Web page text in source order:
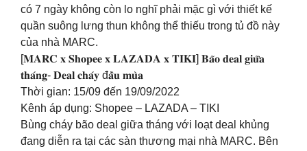
có 7 ngày không còn lo nghĩ phải mặc gì với thiết kế
quần suông lưng thun không thể thiếu trong tủ đồ này
của nhà MARC.
[𝐌𝐀𝐑𝐂 𝐱 𝐒𝐡𝐨𝐩𝐞𝐞 𝐱 𝐋𝐀𝐙𝐀𝐃𝐀 𝐱 𝐓𝐈𝐊𝐈] 𝐁𝐚̃𝐨 𝐝𝐞𝐚𝐥 𝐠𝐢𝐮̛̃𝐚
𝐭𝐡𝐚́𝐧𝐠- 𝐃𝐞𝐚𝐥 𝐜𝐡𝐚́𝐲 đ𝐚̂̀𝐮 𝐦𝐮̀𝐚
Thời gian: 15/09 đến 19/09/2022
Kênh áp dụng: Shopee – LAZADA – TIKI
Bùng cháy bão deal giữa tháng với loạt deal khủng
đang diễn ra tại các sàn thương mại nhà MARC. Bên